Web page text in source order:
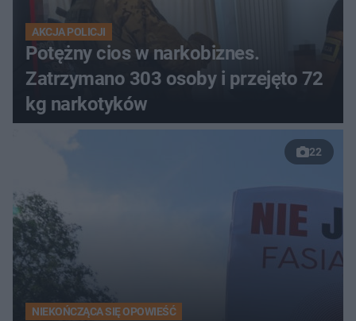
AKCJA POLICJI
Potężny cios w narkobiznes.
Zatrzymano 303 osoby i przejęto 72
kg narkotyków
22
NIEKOŃCZĄCA SIĘ OPOWIEŚĆ